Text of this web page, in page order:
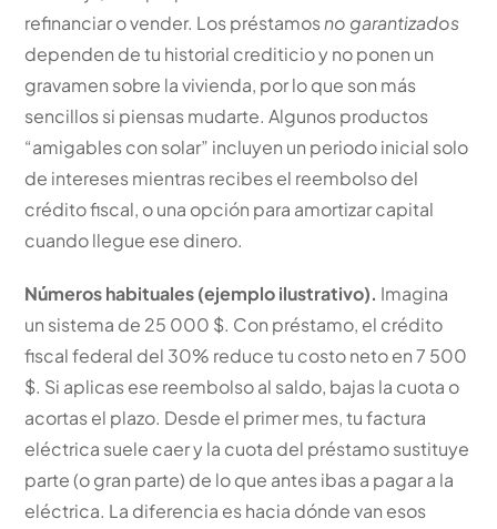
refinanciar o vender. Los préstamosno garantizados
dependen de tu historial crediticio y no ponen un
gravamen sobre la vivienda, por lo que son más
sencillos si piensas mudarte. Algunos productos
“amigables con solar” incluyen un periodo inicial solo
de intereses mientras recibes el reembolso del
crédito fiscal, o una opción para amortizar capital
cuando llegue ese dinero.
Números habituales (ejemplo ilustrativo). Imagina
un sistema de 25 000 $. Con préstamo, el crédito
fiscal federal del 30% reduce tu costo neto en 7 500
$. Si aplicas ese reembolso al saldo, bajas la cuota o
acortas el plazo. Desde el primer mes, tu factura
eléctrica suele caer y la cuota del préstamo sustituye
parte (o gran parte) de lo que antes ibas a pagar a la
eléctrica. La diferencia es hacia dónde van esos